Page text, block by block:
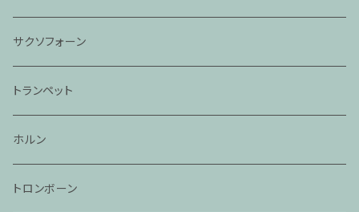
サクソフォーン
トランペット
ホルン
トロンボーン